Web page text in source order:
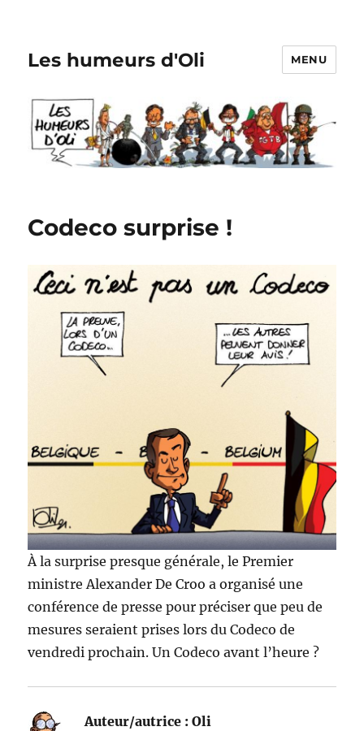
Les humeurs d'Oli MENU
Codeco surprise !
À la surprise presque générale, le Premier
ministre Alexander De Croo a organisé une
conférence de presse pour préciser que peu de
mesures seraient prises lors du Codeco de
vendredi prochain. Un Codeco avant l’heure ?
Auteur/autrice : Oli